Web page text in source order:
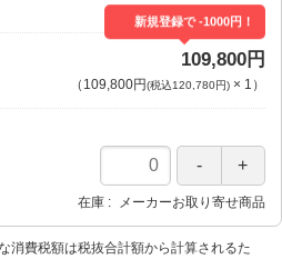
新規登録で -1000円！
109,800円
（ 109,800円(税込120,780円)× 1 ）
在庫 メーカーお取り寄せ商品
消費税額は税抜合計額から計算されるた